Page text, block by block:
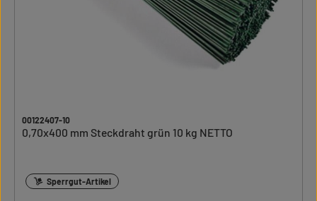
00122407-10
0,70x400 mm Steckdraht grün 10 kg NETTO
Sperrgut-Artikel